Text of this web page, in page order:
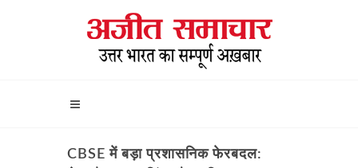
CBSE में बड़ा प्रशासनिक फेरबदल: